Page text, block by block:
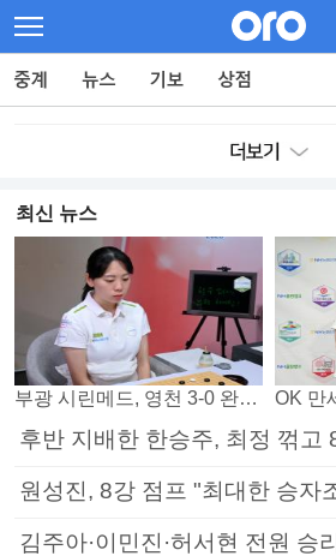
최신 뉴스
부광 시린메드, 영천 3-0 완파하며 4연패 탈출
후반 지배한 한승주, 최정 꺾고
원성진, 8강 점프 "최대한 승자